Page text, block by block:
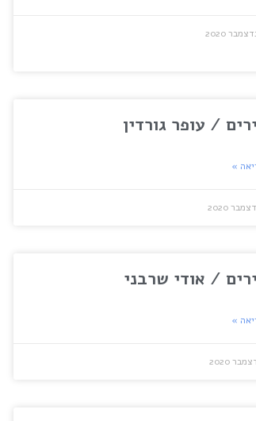
/ עופר גורדין
»
/ אודי שרבני
»